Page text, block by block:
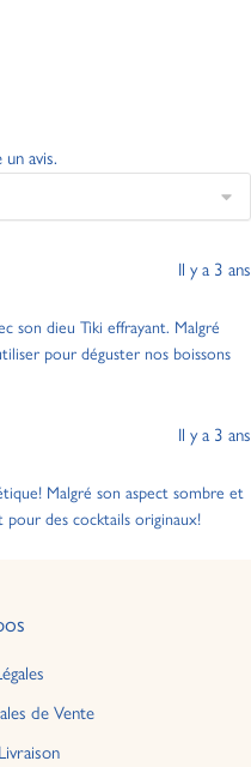
avis.
Il y a 3 ans
son dieu Tiki effrayant. Malgré
pour déguster nos boissons
Il y a 3 ans
Malgré son aspect sombre et
pour des cocktails originaux!
de Vente